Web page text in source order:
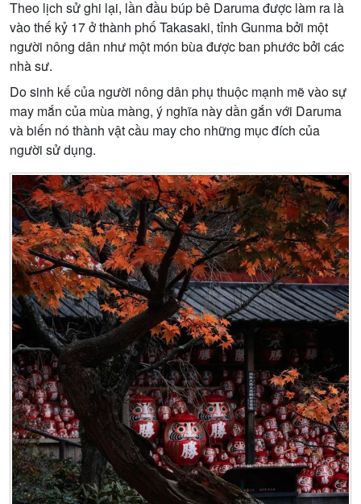
Theo lịch sử ghi lại, lần đầu búp bê Daruma được làm ra là
vào thế kỷ 17 ở thành phố Takasaki, tỉnh Gunma bởi một
người nông dân như một món bùa được ban phước bởi các
nhà sư.
Do sinh kế của người nông dân phụ thuộc mạnh mẽ vào sự
may mắn của mùa màng, ý nghĩa này dần gắn với Daruma
và biến nó thành vật cầu may cho những mục đích của
người sử dụng.